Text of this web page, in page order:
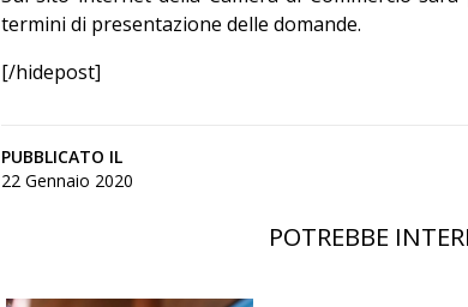
termini di presentazione delle domande.
[/hidepost]
PUBBLICATO IL
22 Gennaio 2020
POTREBBE